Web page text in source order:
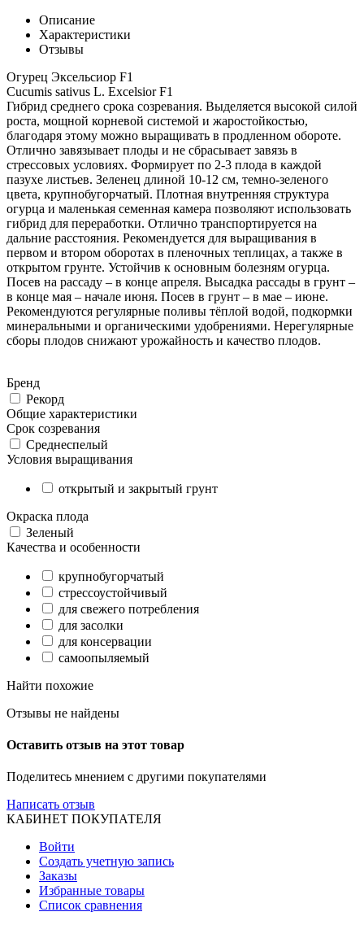
Описание
Характеристики
Отзывы
Огурец Эксельсиор F1
Cucumis sativus L. Excelsior F1
Гибрид среднего срока созревания. Выделяется высокой силой
роста, мощной корневой системой и жаростойкостью,
благодаря этому можно выращивать в продленном обороте.
Отлично завязывает плоды и не сбрасывает завязь в
стрессовых условиях. Формирует по 2-3 плода в каждой
пазухе листьев. Зеленец длиной 10-12 см, темно-зеленого
цвета, крупнобугорчатый. Плотная внутренняя структура
огурца и маленькая семенная камера позволяют использовать
гибрид для переработки. Отлично транспортируется на
дальние расстояния. Рекомендуется для выращивания в
первом и втором оборотах в пленочных теплицах, а также в
открытом грунте. Устойчив к основным болезням огурца.
Посев на рассаду – в конце апреля. Высадка рассады в грунт –
в конце мая – начале июня. Посев в грунт – в мае – июне.
Рекомендуются регулярные поливы тёплой водой, подкормки
минеральными и органическими удобрениями. Нерегулярные
сборы плодов снижают урожайность и качество плодов.
Бренд
Рекорд
Общие характеристики
Срок созревания
Среднеспелый
Условия выращивания
открытый и закрытый грунт
Окраска плода
Зеленый
Качества и особенности
крупнобугорчатый
стрессоустойчивый
для свежего потребления
для засолки
для консервации
самоопыляемый
Найти похожие
Отзывы не найдены
Оставить отзыв на этот товар
Поделитесь мнением с другими покупателями
Написать отзыв
КАБИНЕТ ПОКУПАТЕЛЯ
Войти
Создать учетную запись
Заказы
Избранные товары
Список сравнения